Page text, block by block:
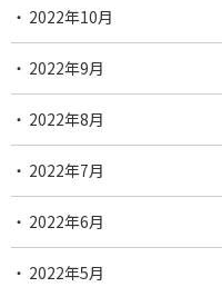
2022年10月
2022年9月
2022年8月
2022年7月
2022年6月
2022年5月